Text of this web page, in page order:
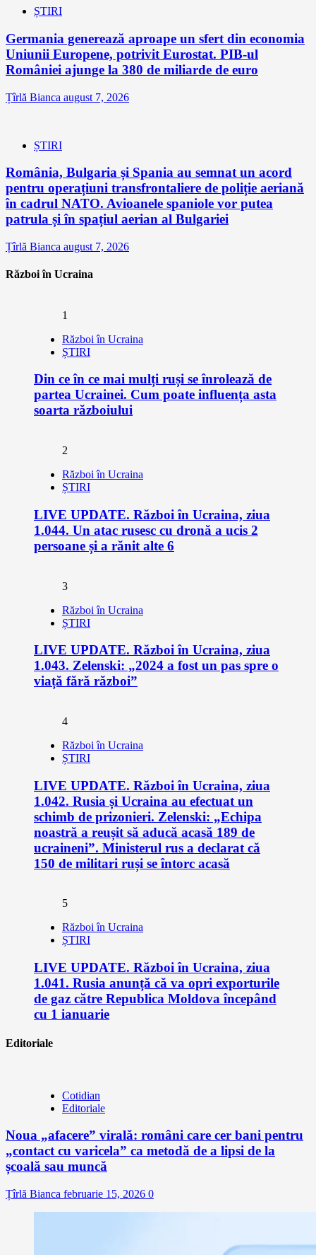
ȘTIRI
Germania generează aproape un sfert din economia
Uniunii Europene, potrivit Eurostat. PIB-ul
României ajunge la 380 de miliarde de euro
Țîrlă Bianca august 7, 2026
ȘTIRI
România, Bulgaria și Spania au semnat un acord
pentru operațiuni transfrontaliere de poliție aeriană
în cadrul NATO. Avioanele spaniole vor putea
patrula și în spațiul aerian al Bulgariei
Țîrlă Bianca august 7, 2026
Război în Ucraina
1
Război în Ucraina
ȘTIRI
Din ce în ce mai mulți ruși se înrolează de
partea Ucrainei. Cum poate influența asta
soarta războiului
2
Război în Ucraina
ȘTIRI
LIVE UPDATE. Război în Ucraina, ziua
1.044. Un atac rusesc cu dronă a ucis 2
persoane și a rănit alte 6
3
Război în Ucraina
ȘTIRI
LIVE UPDATE. Război în Ucraina, ziua
1.043. Zelenski: „2024 a fost un pas spre o
viață fără război”
4
Război în Ucraina
ȘTIRI
LIVE UPDATE. Război în Ucraina, ziua
1.042. Rusia și Ucraina au efectuat un
schimb de prizonieri. Zelenski: „Echipa
noastră a reușit să aducă acasă 189 de
ucraineni”. Ministerul rus a declarat că
150 de militari ruși se întorc acasă
5
Război în Ucraina
ȘTIRI
LIVE UPDATE. Război în Ucraina, ziua
1.041. Rusia anunță că va opri exporturile
de gaz către Republica Moldova începând
cu 1 ianuarie
Editoriale
Cotidian
Editoriale
Noua „afacere” virală: români care cer bani pentru
„contact cu varicela” ca metodă de a lipsi de la
școală sau muncă
Țîrlă Bianca februarie 15, 2026 0